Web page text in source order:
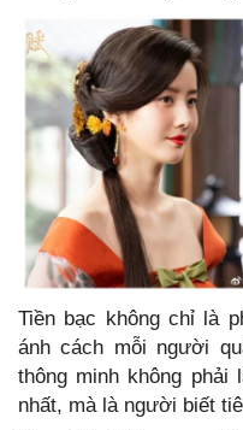
Tiền bạc không chỉ là
ánh cách mỗi người
thông minh không
nhất, mà là người biết